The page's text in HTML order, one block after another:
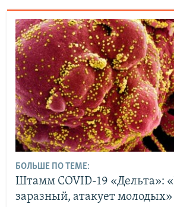
БОЛЬШЕ ПО ТЕМЕ:
Штамм COVID-19 «Дельта»:
заразный, атакует молодых»